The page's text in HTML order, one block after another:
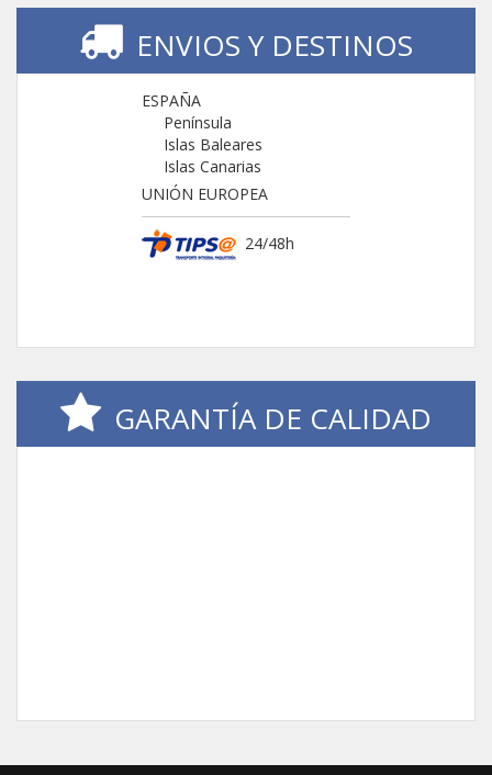
ENVIOS Y DESTINOS
ESPAÑA
Península
Islas Baleares
Islas Canarias
UNIÓN EUROPEA
24/48h
GARANTÍA DE CALIDAD